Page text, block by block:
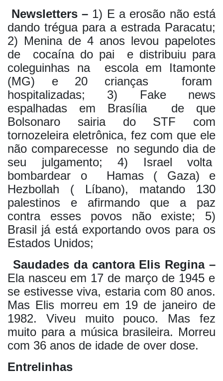
Newsletters – 1) E a erosão não está
dando trégua para a estrada Paracatu;
2) Menina de 4 anos levou papelotes
de cocaína do pai e distribuiu para
coleguinhas na escola em Itamonte
(MG) e 20 crianças foram
hospitalizadas; 3) Fake news
espalhadas em Brasília de que
Bolsonaro sairia do STF com
tornozeleira eletrônica, fez com que ele
não comparecesse no segundo dia de
seu julgamento; 4) Israel volta
bombardear o Hamas ( Gaza) e
Hezbollah ( Líbano), matando 130
palestinos e afirmando que a paz
contra esses povos não existe; 5)
Brasil já está exportando ovos para os
Estados Unidos;
Saudades da cantora Elis Regina –
Ela nasceu em 17 de março de 1945 e
se estivesse viva, estaria com 80 anos.
Mas Elis morreu em 19 de janeiro de
1982. Viveu muito pouco. Mas fez
muito para a música brasileira. Morreu
com 36 anos de idade de over dose.
Entrelinhas